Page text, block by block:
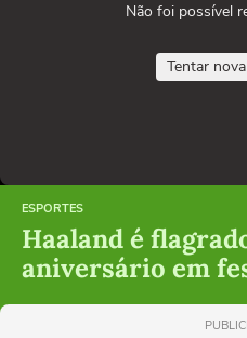
Não foi possível
Tentar
ESPORTES
Haaland é
aniversário em